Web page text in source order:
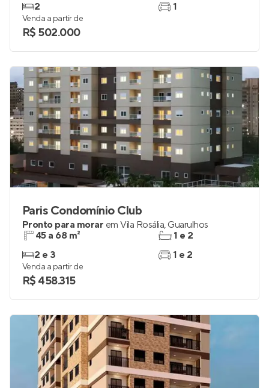
2
1
Venda a partir de
R$ 502.000
Paris Condomínio Club
Pronto para morar em Vila Rosália, Guarulhos
45 a 68 m²
2 e 3
1 e 2
1 e 2
Venda a partir de
R$ 458.315